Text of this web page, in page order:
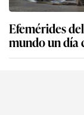
Efemérides
mundo un día